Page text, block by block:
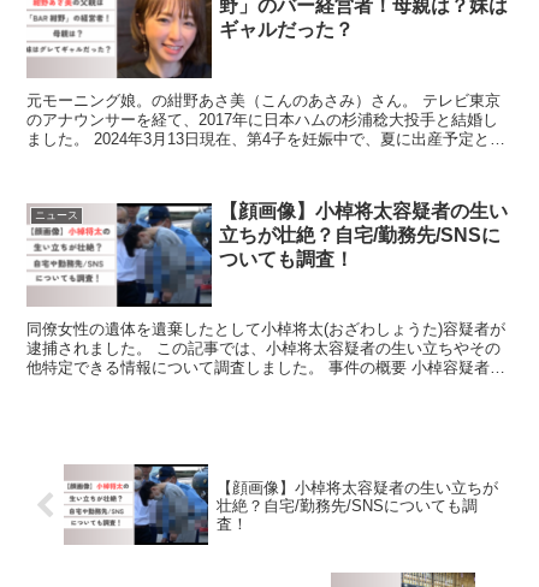
野」のバー経営者！母親は？妹は
ギャルだった？
元モーニング娘。の紺野あさ美（こんのあさみ）さん。 テレビ東京
のアナウンサーを経て、2017年に日本ハムの杉浦稔大投手と結婚し
ました。 2024年3月13日現在、第4子を妊娠中で、夏に出産予定との
ニュース
【顔画像】小棹将太容疑者の生い
立ちが壮絶？自宅/勤務先/SNSに
ついても調査！
同僚女性の遺体を遺棄したとして小棹将太(おざわしょうた)容疑者が
逮捕されました。 この記事では、小棹将太容疑者の生い立ちやその
他特定できる情報について調査しました。 事件の概要 小棹容疑者は
【顔画像】小棹将太容疑者の生い立ちが
壮絶？自宅/勤務先/SNSについても調
査！